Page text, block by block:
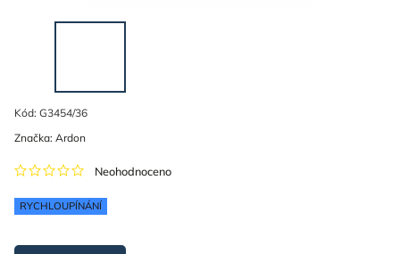
Kód: G3454/36
RYCHLOUPÍNÁNÍ
Neohodnoceno
Značka: Ardon